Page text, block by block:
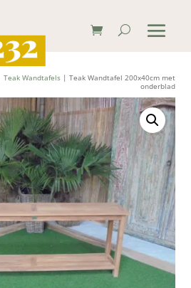
Teak Wandtafels| Teak Wandtafel 200x40cm met
onderblad